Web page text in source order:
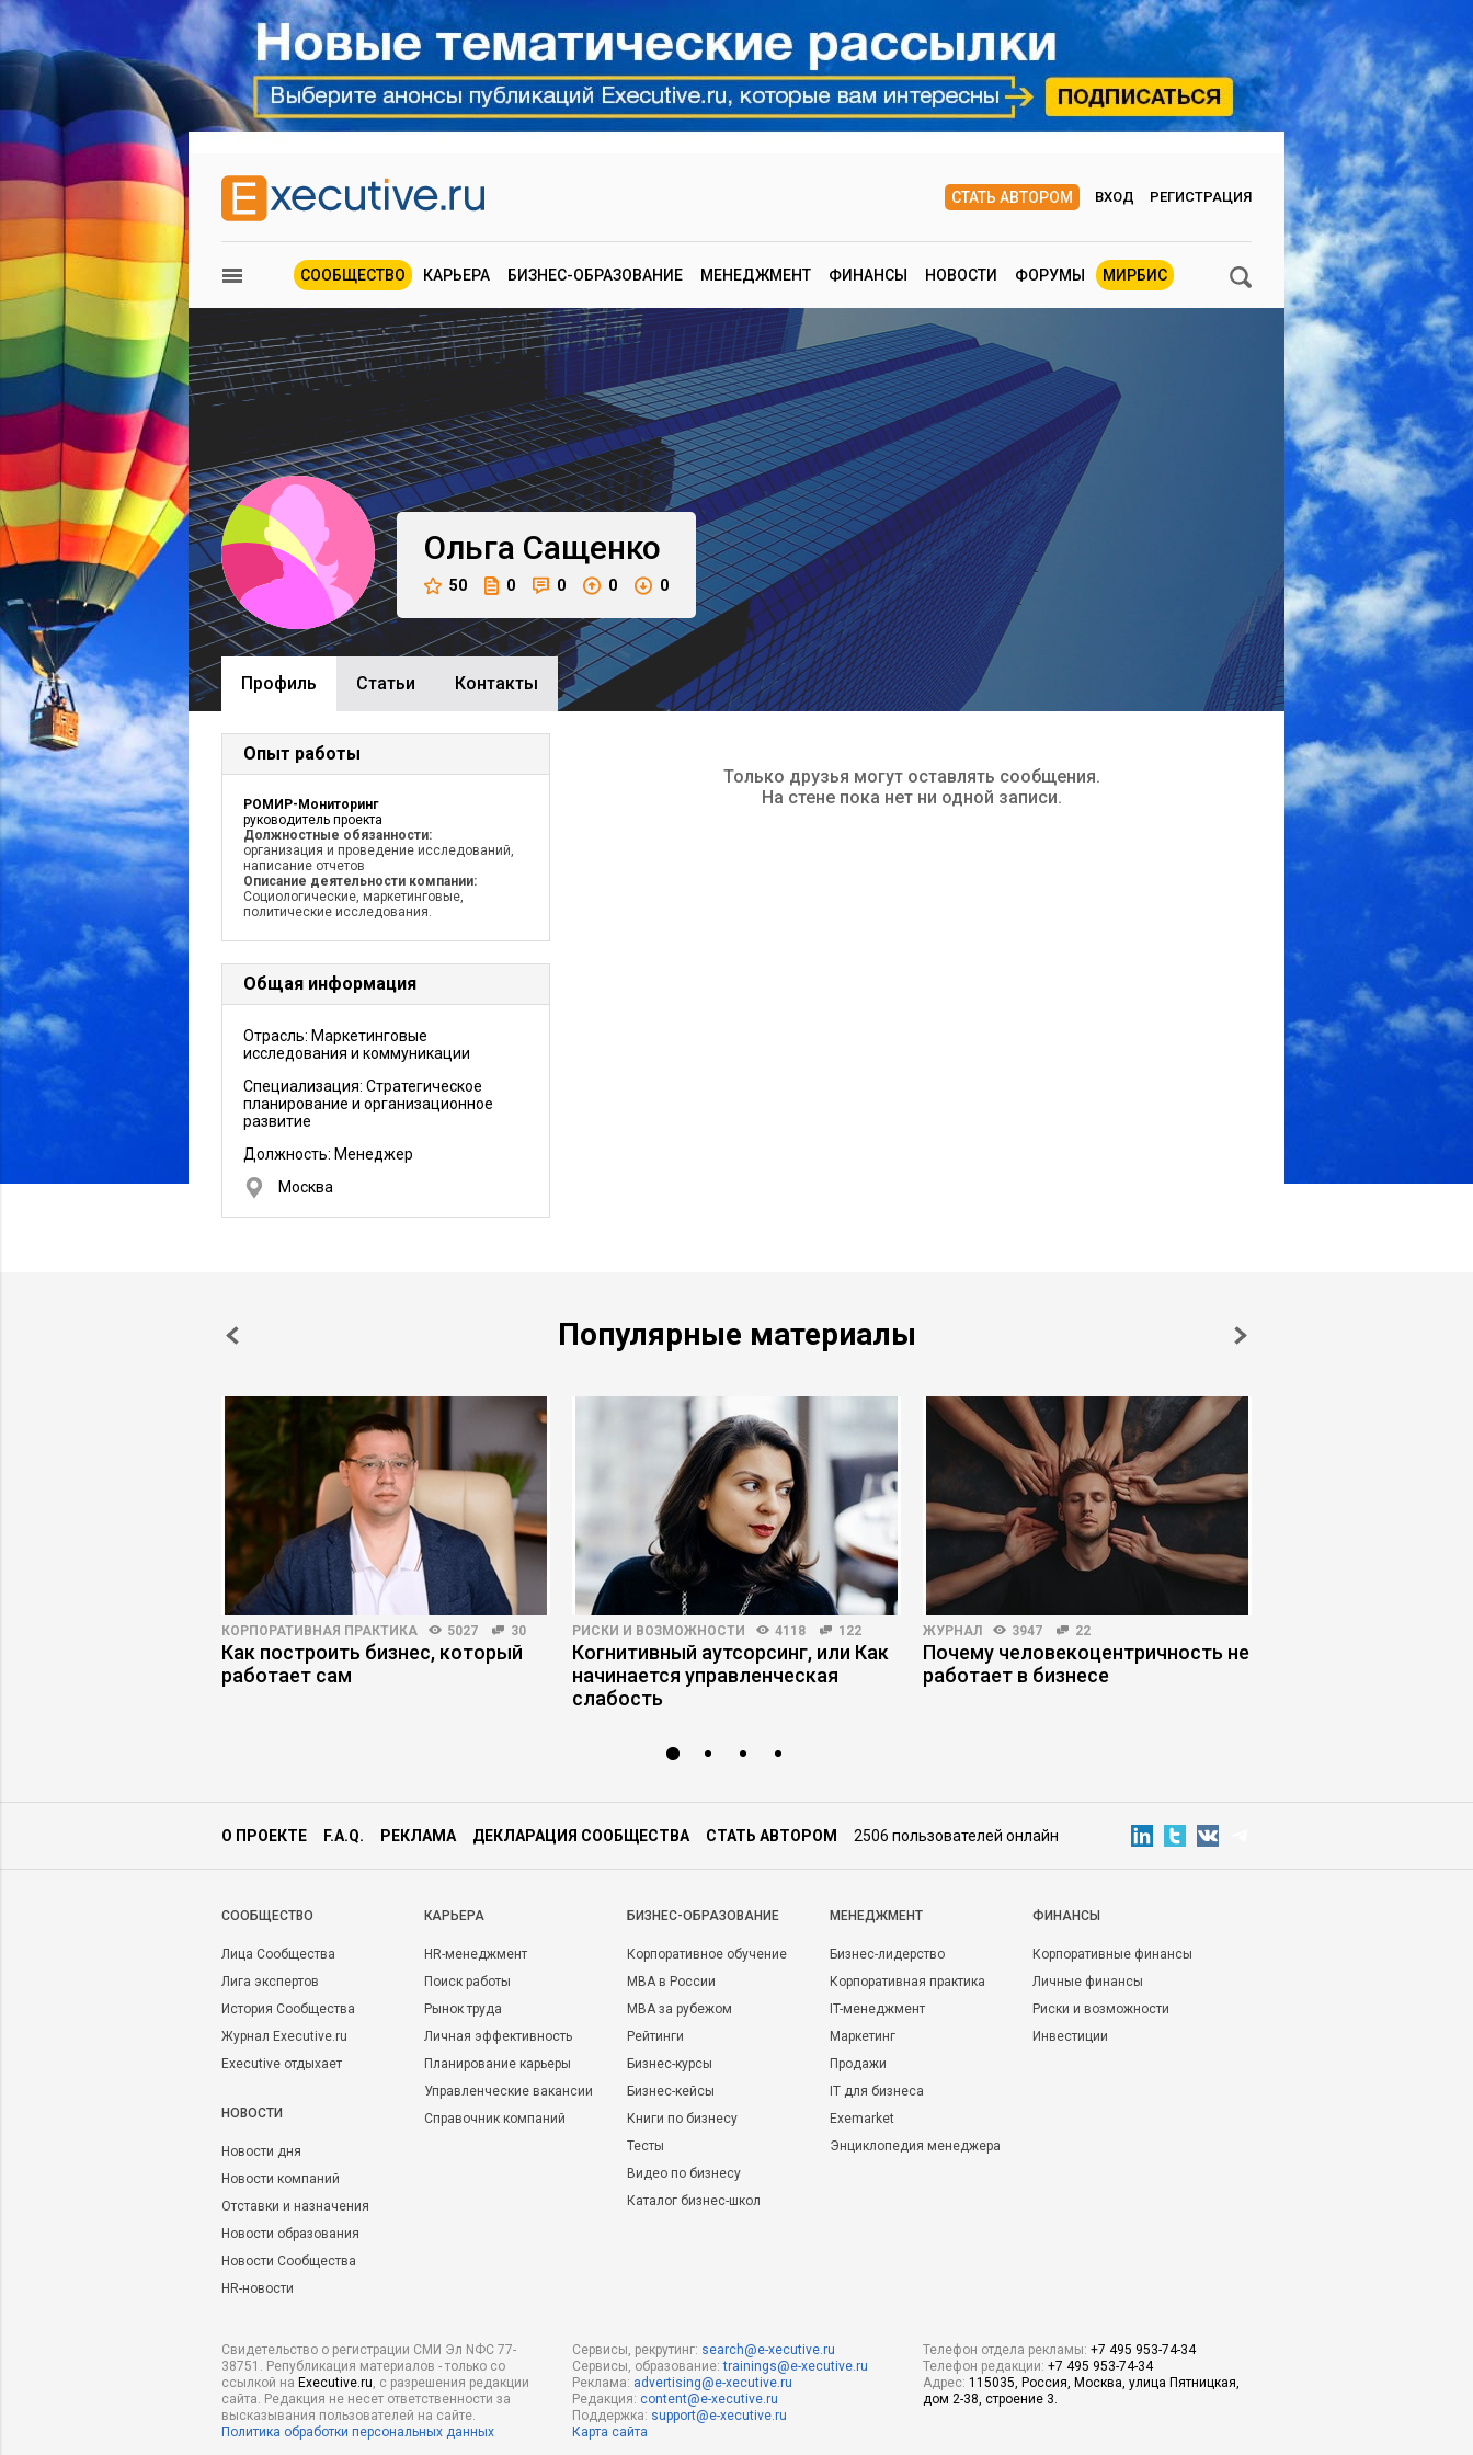
СТАТЬ АВТОРОМ ВХОД РЕГИСТРАЦИЯ
СООБЩЕСТВО КАРЬЕРА БИЗНЕС-ОБРАЗОВАНИЕ МЕНЕДЖМЕНТ ФИНАНСЫ НОВОСТИ ФОРУМЫ МИРБИС
Ольга Сащенко
50 0 0 0 0
Профиль Cтатьи Контакты
Опыт работы
РОМИР-Мониторинг
руководитель проекта
Должностные обязанности:
организация и проведение исследований,
написание отчетов
Описание деятельности компании:
Социологические, маркетинговые,
политические исследования.
Общая информация
Отрасль: Маркетинговые
исследования и коммуникации
Специализация: Стратегическое
планирование и организационное
развитие
Должность: Менеджер
Москва
Только друзья могут оставлять сообщения.
На стене пока нет ни одной записи.
Популярные материалы
КОРПОРАТИВНАЯ ПРАКТИКА 5027 30
Как построить бизнес, который
работает сам
РИСКИ И ВОЗМОЖНОСТИ 4118 122
Когнитивный аутсорсинг, или Как
начинается управленческая
слабость
ЖУРНАЛ 3947 22
Почему человекоцентричность не
работает в бизнесе
О ПРОЕКТЕ F.A.Q. РЕКЛАМА ДЕКЛАРАЦИЯ СООБЩЕСТВА СТАТЬ АВТОРОМ 2506 пользователей онлайн
CООБЩЕСТВО
Лица Сообщества
Лига экспертов
История Сообщества
Журнал Executive.ru
Executive отдыхает
НОВОСТИ
Новости дня
Новости компаний
Отставки и назначения
Новости образования
Новости Сообщества
HR-новости
КАРЬЕРА
HR-менеджмент
Поиск работы
Рынок труда
Личная эффективность
Планирование карьеры
Управленческие вакансии
Справочник компаний
БИЗНЕС-ОБРАЗОВАНИЕ
Корпоративное обучение
MBA в России
MBA за рубежом
Рейтинги
Бизнес-курсы
Бизнес-кейсы
Книги по бизнесу
Тесты
Видео по бизнесу
Каталог бизнес-школ
МЕНЕДЖМЕНТ
Бизнес-лидерство
Корпоративная практика
IT-менеджмент
Маркетинг
Продажи
IT для бизнеса
Exemarket
Энциклопедия менеджера
ФИНАНСЫ
Корпоративные финансы
Личные финансы
Риски и возможности
Инвестиции
Свидетельство о регистрации СМИ Эл NФС 77-
38751. Републикация материалов - только со
ссылкой на Executive.ru, с разрешения редакции
сайта. Редакция не несет ответственности за
высказывания пользователей на сайте.
Политика обработки персональных данных
Сервисы, рекрутинг: search@e-xecutive.ru
Сервисы, образование:trainings@e-xecutive.ru
Реклама: advertising@e-xecutive.ru
Редакция: content@e-xecutive.ru
Поддержка: support@e-xecutive.ru
Карта сайта
Телефон отдела рекламы: +7 495 953-74-34
Телефон редакции: +7 495 953-74-34
Адрес: 115035, Россия, Москва, улица Пятницкая,
дом 2-38, строение 3.